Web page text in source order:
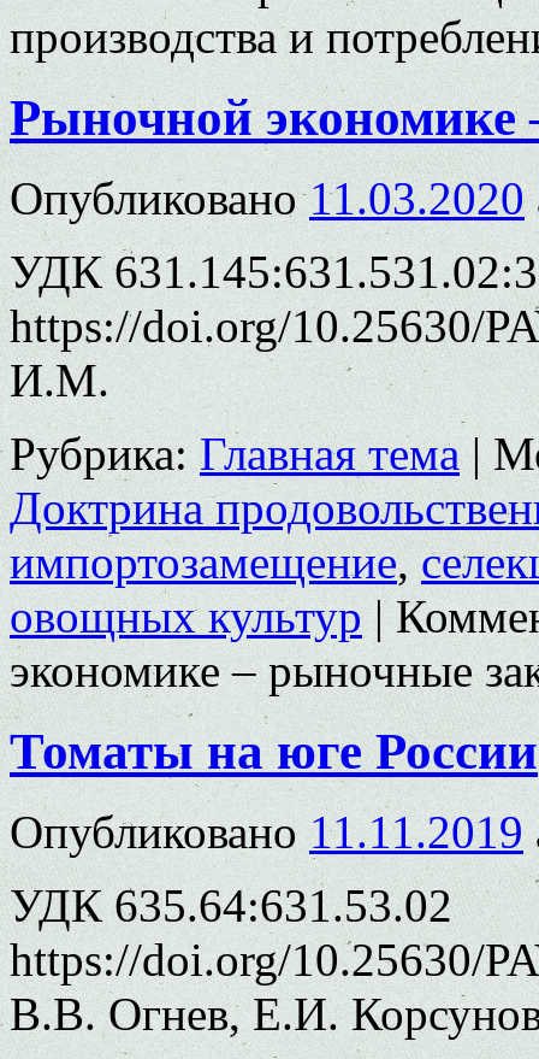
производства и
Рыночной
Опубликовано 11.03.2020
УДК
https://doi.org/10.25630/
И.М.
Рубрика: Главная тема |
Доктрина
импортозамещение,
овощных культур |
экономике – рыночные
Томаты на юге России
Опубликовано 11.11.2019
УДК 635.64:631.53.02
https://doi.org/10.25630/
В.В. Огнев, Е.И.